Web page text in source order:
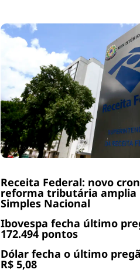
Receita Federal: novo
reforma tributária amplia
Simples Nacional
Ibovespa fecha último
172.494 pontos
Dólar fecha o último
R$ 5,08